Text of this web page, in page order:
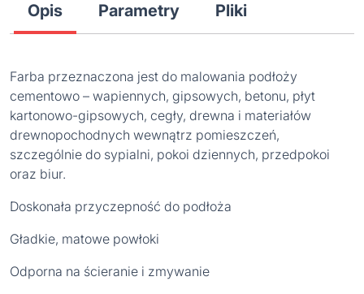
Opis Parametry Pliki
Farba przeznaczona jest do malowania podłoży
cementowo – wapiennych, gipsowych, betonu, płyt
kartonowo-gipsowych, cegły, drewna i materiałów
drewnopochodnych wewnątrz pomieszczeń,
szczególnie do sypialni, pokoi dziennych, przedpokoi
oraz biur.
Doskonała przyczepność do podłoża
Gładkie, matowe powłoki
Odporna na ścieranie i zmywanie